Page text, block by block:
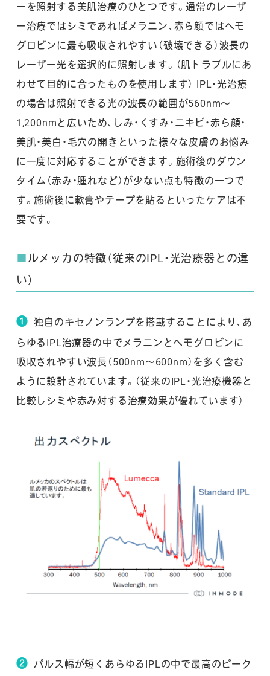
ーを照射する美肌治療のひとつです。通常のレーザ
ー治療ではシミであればメラニン、赤ら顔ではヘモ
グロビンに最も吸収されやすい（破壊できる）波長の
レーザー光を選択的に照射します。（肌トラブルにあ
わせて目的に合ったものを使用します） IPL・光治療
の場合は照射できる光の波長の範囲が560nm～
1,200nmと広いため、しみ・くすみ・ニキビ・赤ら顔・
美肌・美白・毛穴の開きといった様々な皮膚のお悩み
に一度に対応することができます。施術後のダウン
タイム（赤み・腫れなど）が少ない点も特徴の一つで
す。施術後に軟膏やテープを貼るといったケアは不
要です。
■ルメッカの特徴（従来のIPL・光治療器との違
い）
❶ 独自のキセノンランプを搭載することにより、あ
らゆるIPL治療器の中でメラニンとヘモグロビンに
吸収されやすい波長（500nm～600nm）を多く含む
ように設計されています。（従来のIPL・光治療機器と
比較しシミや赤み対する治療効果が優れています）
❷ パルス幅が短くあらゆるIPLの中で最高のピーク